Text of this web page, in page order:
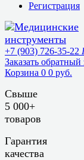
Регистрация
+7 (903) 726-35-22
Заказать обратный
Корзина 0 0 руб.
Свыше
5 000+
товаров
Гарантия
качества